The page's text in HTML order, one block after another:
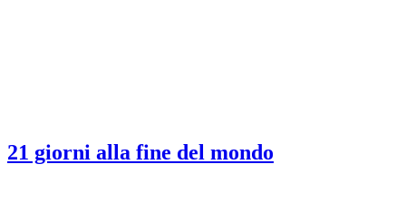
21 giorni alla fine del mondo